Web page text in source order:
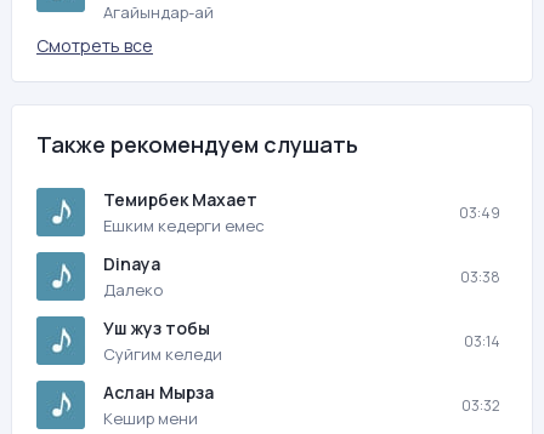
Агайындар-ай
Смотреть все
Также рекомендуем слушать
Темирбек Махает
Ешким кедерги емес
03:49
Dinaya
Далеко
03:38
Уш жуз тобы
Суйгим келеди
03:14
Аслан Мырза
Кешир мени
03:32